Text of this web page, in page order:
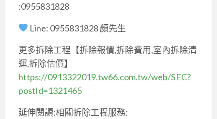
:0955831828
Line: 0955831828 顏先生
更多拆除工程【拆除報價,拆除費用,室內拆除清
運,拆除估價】
https://0913322019.tw66.com.tw/web/SEC?
postId=1321465
延伸閱讀:相關拆除工程服務: